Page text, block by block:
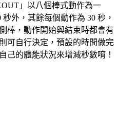
」以八個棒式動作為一
外，其餘每個動作為 30 秒，
棒，動作開始與結束時都會有
可自行決定，預設的時間做完
己的體能狀況來增減秒數唷！